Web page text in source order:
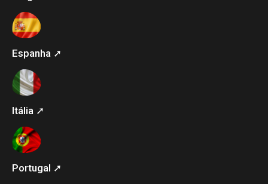
Espanha ➚
Itália ➚
Portugal ➚